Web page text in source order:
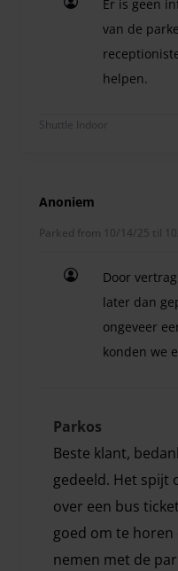
Er is geen
van de
helpen.
Shuttle Indoor
Anoniem
Parked from 10/14/25 til
Door
later dan
ongeveer
konden we
Parkos
Beste klant,
gedeeld. Het spijt
over een bus
goed om te
nemen met de